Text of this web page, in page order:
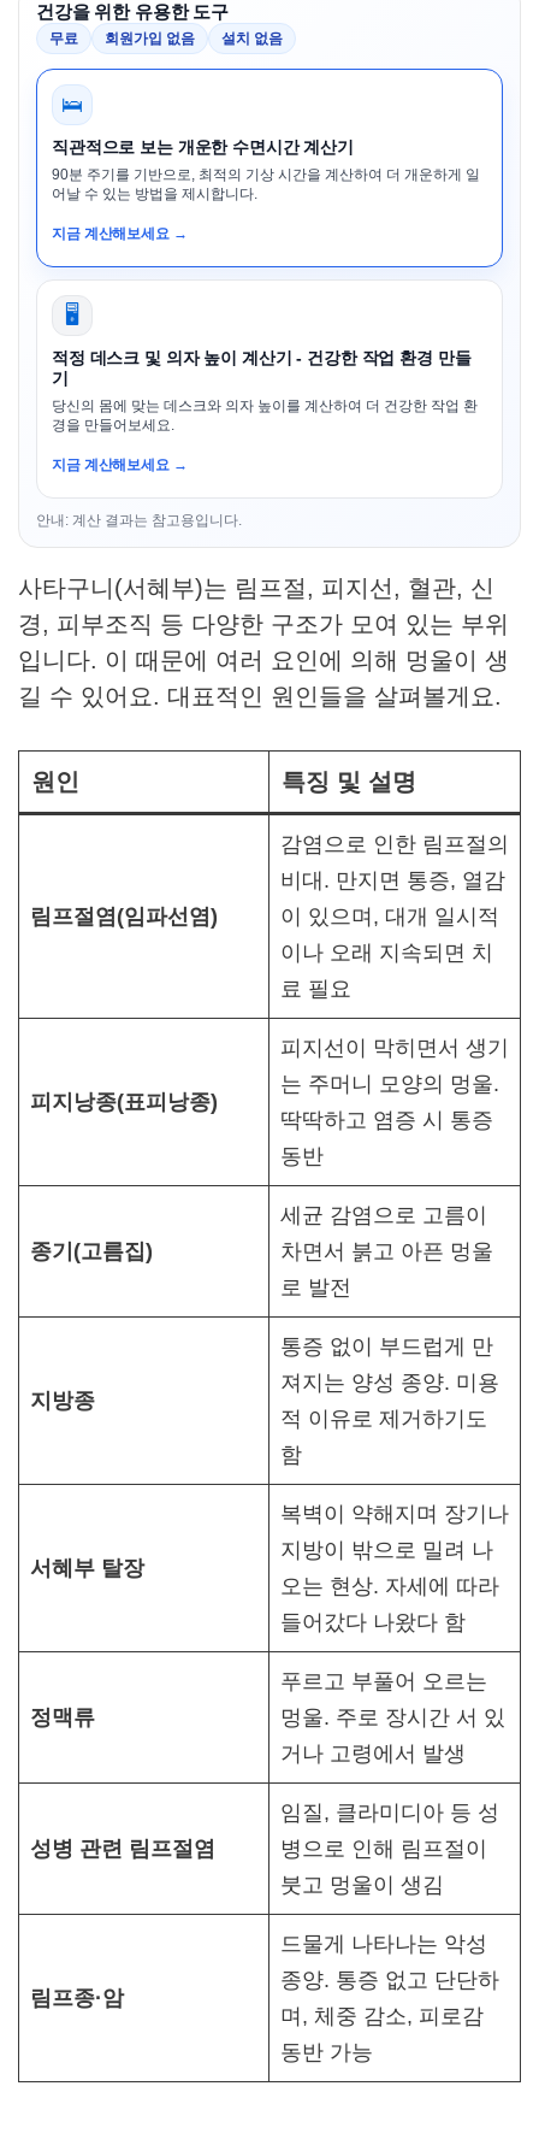
건강을 위한 유용한 도구
무료 회원가입 없음 설치 없음
🛌
직관적으로 보는 개운한 수면시간 계산기
90분 주기를 기반으로, 최적의 기상 시간을 계산하여 더 개운하게 일
어날 수 있는 방법을 제시합니다.
지금 계산해보세요 →
🖥️
적정 데스크 및 의자 높이 계산기 - 건강한 작업 환경 만들
기
당신의 몸에 맞는 데스크와 의자 높이를 계산하여 더 건강한 작업 환
경을 만들어보세요.
지금 계산해보세요 →
안내: 계산 결과는 참고용입니다.
사타구니(서혜부)는 림프절, 피지선, 혈관, 신
경, 피부조직 등 다양한 구조가 모여 있는 부위
입니다. 이 때문에 여러 요인에 의해 멍울이 생
길 수 있어요. 대표적인 원인들을 살펴볼게요.
원인 특징 및 설명
림프절염(임파선염)
감염으로 인한 림프절의
비대. 만지면 통증, 열감
이 있으며, 대개 일시적
이나 오래 지속되면 치
료 필요
피지낭종(표피낭종)
피지선이 막히면서 생기
는 주머니 모양의 멍울.
딱딱하고 염증 시 통증
동반
종기(고름집)
세균 감염으로 고름이
차면서 붉고 아픈 멍울
로 발전
지방종
통증 없이 부드럽게 만
져지는 양성 종양. 미용
적 이유로 제거하기도
함
서혜부 탈장
복벽이 약해지며 장기나
지방이 밖으로 밀려 나
오는 현상. 자세에 따라
들어갔다 나왔다 함
정맥류
푸르고 부풀어 오르는
멍울. 주로 장시간 서 있
거나 고령에서 발생
성병 관련 림프절염
임질, 클라미디아 등 성
병으로 인해 림프절이
붓고 멍울이 생김
림프종·암
드물게 나타나는 악성
종양. 통증 없고 단단하
며, 체중 감소, 피로감
동반 가능